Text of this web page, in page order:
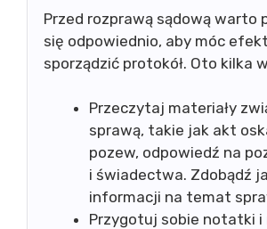
Przed rozprawą sądową warto
się odpowiednio, aby móc
sporządzić protokół. Oto kilka
Przeczytaj materiały
sprawą, takie jak akt
pozew, odpowiedź na
i świadectwa. Zdobądź
informacji na temat
Przygotuj sobie notatki i